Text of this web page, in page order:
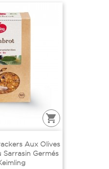

Aux Olives
Sarrasin Germés